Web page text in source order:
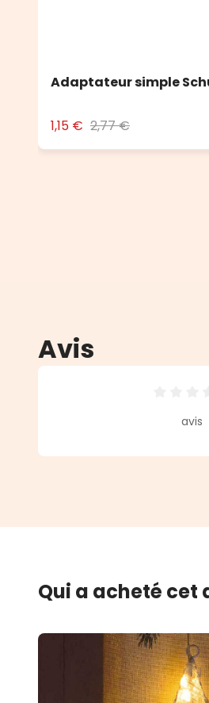
Adaptateur simple
1,15 € 2,77 €
Avis
Noteavis
Qui a acheté cet